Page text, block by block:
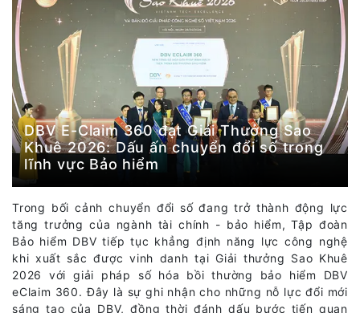
DBV E-Claim 360 đạt Giải Thưởng Sao
Khuê 2026: Dấu ấn chuyển đổi số trong
lĩnh vực Bảo hiểm
Trong bối cảnh chuyển đổi số đang trở thành động lực
tăng trưởng của ngành tài chính - bảo hiểm, Tập đoàn
Bảo hiểm DBV tiếp tục khẳng định năng lực công nghệ
khi xuất sắc được vinh danh tại Giải thưởng Sao Khuê
2026 với giải pháp số hóa bồi thường bảo hiểm DBV
eClaim 360. Đây là sự ghi nhận cho những nỗ lực đổi mới
sáng tạo của DBV, đồng thời đánh dấu bước tiến quan